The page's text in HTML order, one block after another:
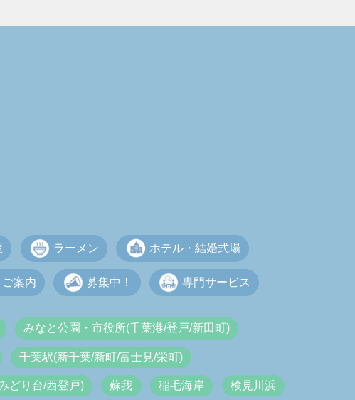
ラーメン ホテル・結婚式場
ご案内 募集中！ 専門サービス
みなと公園・市役所(千葉港/登戸/新田町)
千葉駅(新千葉/新町/富士見/栄町)
どり台/西登戸) 蘇我 稲毛海岸 検見川浜